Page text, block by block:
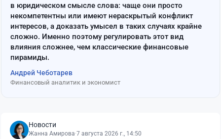
в юридическом смысле слова: чаще они просто
некомпетентны или имеют нераскрытый конфликт
интересов, а доказать умысел в таких случаях крайне
сложно. Именно поэтому регулировать этот вид
влияния сложнее, чем классические финансовые
пирамиды.
Андрей Чеботарев
Финансовый аналитик и экономист
Новости
Жанна Амирова·7 августа 2026 г., 14:50